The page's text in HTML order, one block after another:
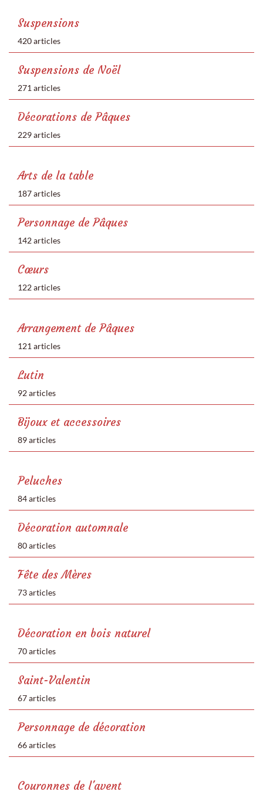
Suspensions
420 articles
Suspensions de Noël
271 articles
Décorations de Pâques
229 articles
Arts de la table
187 articles
Personnage de Pâques
142 articles
Cœurs
122 articles
Arrangement de Pâques
121 articles
Lutin
92 articles
Bijoux et accessoires
89 articles
Peluches
84 articles
Décoration automnale
80 articles
Fête des Mères
73 articles
Décoration en bois naturel
70 articles
Saint-Valentin
67 articles
Personnage de décoration
66 articles
Couronnes de l'avent